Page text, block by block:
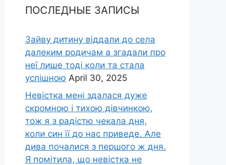
ПОСЛЕДНЫЕ ЗАПИСЫ
Зайву дитину віддали до села
далеким родичам а згадали про
неї лише тоді коли та стала
успішною April 30, 2025
Невістка мені здалася дуже
скромною і тихою дівчинкою,
тож я з радістю чекала дня,
коли син її до нас приведе. Але
дива почалися з першого ж дня.
Я помітила, що невістка не